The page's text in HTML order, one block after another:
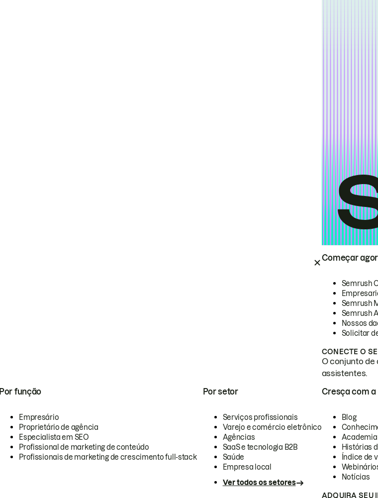
Começar
Semrush
Semrush
Semrush
Nossos
Solicitar
CONECTE O
O conjunto de
assistentes.
Por função
Empresário
Proprietário de agência
Especialista em SEO
Profissional de marketing de conteúdo
Profissionais de marketing de crescimento full-stack
Por setor
Serviços profissionais
Varejo e comércio eletrônico
Agências
SaaS e tecnologia B2B
Saúde
Empresa local
Ver todos os setores
Cresça com a
Blog
Academia
Histórias
Índice de
Notícias
ADQUIRA SEU